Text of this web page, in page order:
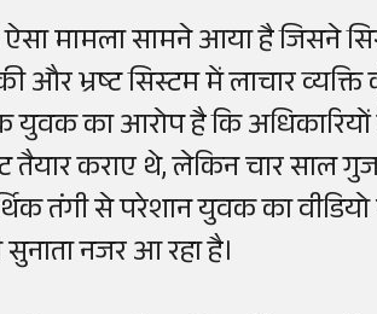
मामला सामने आया है जिसने
भ्रष्ट सिस्टम में लाचार
युवक का आरोप है कि
कराए थे, लेकिन चार साल
तंगी से परेशान युवक का
नजर आ रहा है।